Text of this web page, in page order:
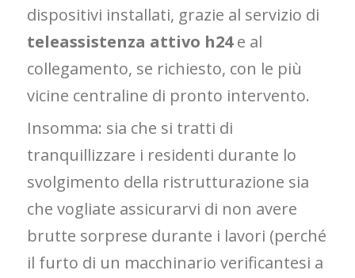
dispositivi installati, grazie al servizio di
teleassistenza attivo h24e al
collegamento, se richiesto, con le più
vicine centraline di pronto intervento.
Insomma: sia che si tratti di
tranquillizzare i residenti durante lo
svolgimento della ristrutturazione sia
che vogliate assicurarvi di non avere
brutte sorprese durante i lavori (perché
il furto di un macchinario verificantesi a